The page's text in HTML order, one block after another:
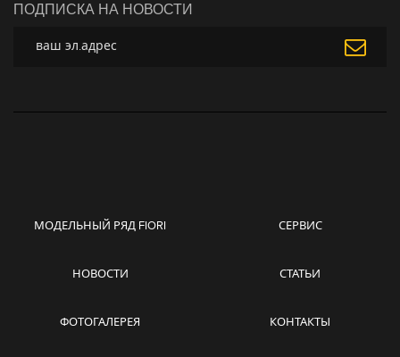
ПОДПИСКА НА НОВОСТИ
МОДЕЛЬНЫЙ РЯД FIORI СЕРВИС
НОВОСТИ СТАТЬИ
ФОТОГАЛЕРЕЯ КОНТАКТЫ